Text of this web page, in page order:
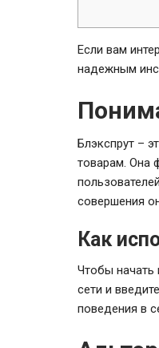
Если вам
надежным
Блэкспрут –
товарам. Она
совершения
Как
Чтобы начать
сети и
поведения в